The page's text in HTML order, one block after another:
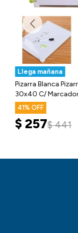
Llega mañana
Pizarra Blanca
30x40 C/
41
$257$ 441